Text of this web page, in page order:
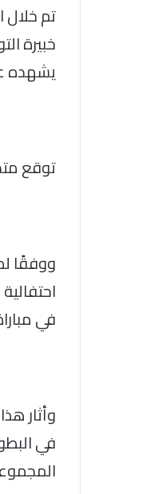
تم
خبيرة
يشهده عام 2026، بالتزامن مع مشاركة
توقع
ووفقًا
في
وأثار
في